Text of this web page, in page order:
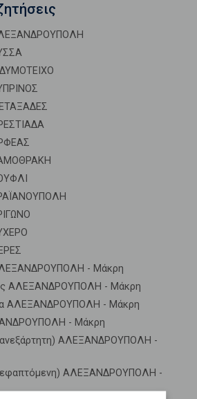
- Μάκρη
ΑΛΕΞΑΝΔΡΟΥΠΟΛΗ - Μάκρη
ΑΛΕΞΑΝΔΡΟΥΠΟΛΗ - Μάκρη
- Μάκρη
ΑΛΕΞΑΝΔΡΟΥΠΟΛΗ -
ΑΛΕΞΑΝΔΡΟΥΠΟΛΗ -